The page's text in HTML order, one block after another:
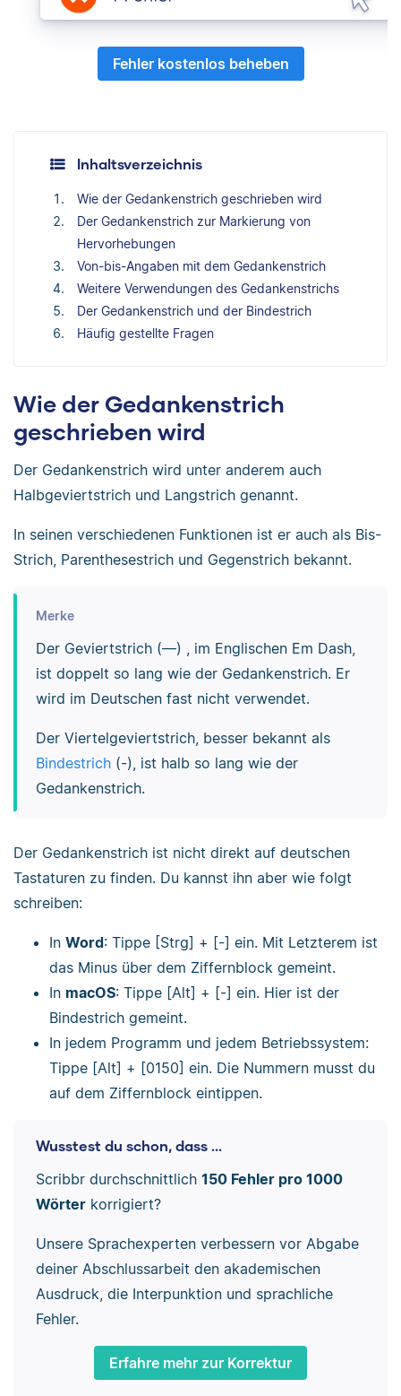
Fehler kostenlos beheben
Inhaltsverzeichnis
Wie der Gedankenstrich geschrieben wird
Der Gedankenstrich zur Markierung von
Hervorhebungen
Von-bis-Angaben mit dem Gedankenstrich
Weitere Verwendungen des Gedankenstrichs
Der Gedankenstrich und der Bindestrich
Häufig gestellte Fragen
Wie der Gedankenstrich
geschrieben wird
Der Gedankenstrich wird unter anderem auch
Halbgeviertstrich und Langstrich genannt.
In seinen verschiedenen Funktionen ist er auch als Bis-
Strich, Parenthesestrich und Gegenstrich bekannt.
Merke
Der Geviertstrich (—) , im Englischen Em Dash,
ist doppelt so lang wie der Gedankenstrich. Er
wird im Deutschen fast nicht verwendet.
Der Viertelgeviertstrich, besser bekannt als
Bindestrich(-), ist halb so lang wie der
Gedankenstrich.
Der Gedankenstrich ist nicht direkt auf deutschen
Tastaturen zu finden. Du kannst ihn aber wie folgt
schreiben:
In Word: Tippe [Strg] + [-] ein. Mit Letzterem ist
das Minus über dem Ziffernblock gemeint.
In macOS: Tippe [Alt] + [-] ein. Hier ist der
Bindestrich gemeint.
In jedem Programm und jedem Betriebssystem:
Tippe [Alt] + [0150] ein. Die Nummern musst du
auf dem Ziffernblock eintippen.
Wusstest du schon, dass ...
Scribbr durchschnittlich 150 Fehler pro 1000
Wörterkorrigiert?
Unsere Sprachexperten verbessern vor Abgabe
deiner Abschlussarbeit den akademischen
Ausdruck, die Interpunktion und sprachliche
Fehler.
Erfahre mehr zur Korrektur